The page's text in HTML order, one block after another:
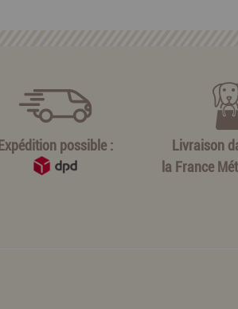
Expédition possible :
Livraison
la France